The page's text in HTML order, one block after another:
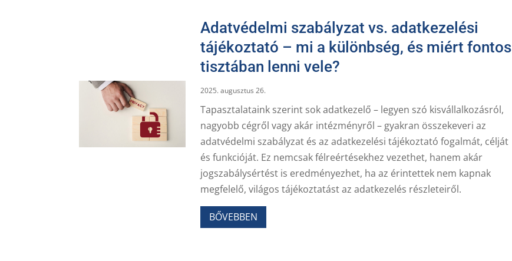
Adatvédelmi szabályzat vs. adatkezelési
tájékoztató – mi a különbség, és miért fontos
tisztában lenni vele?
2025. augusztus 26.
Tapasztalataink szerint sok adatkezelő – legyen szó kisvállalkozásról,
nagyobb cégről vagy akár intézményről – gyakran összekeveri az
adatvédelmi szabályzat és az adatkezelési tájékoztató fogalmát, célját
és funkcióját. Ez nemcsak félreértésekhez vezethet, hanem akár
jogszabálysértést is eredményezhet, ha az érintettek nem kapnak
megfelelő, világos tájékoztatást az adatkezelés részleteiről.
BŐVEBBEN